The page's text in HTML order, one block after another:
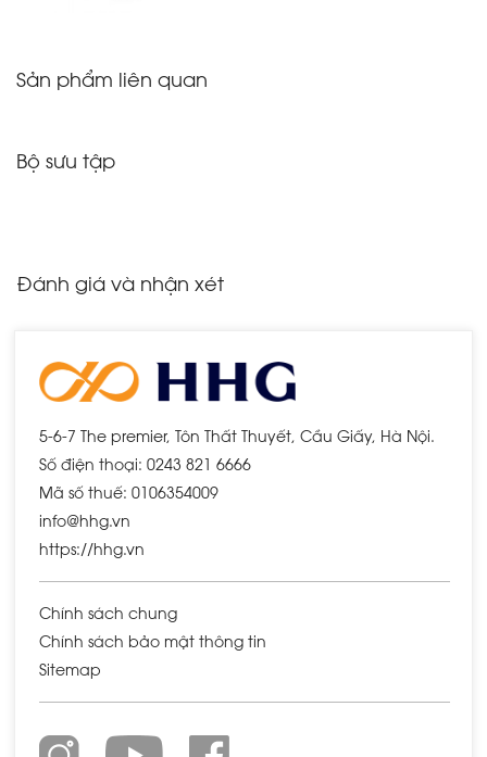
Sản phẩm liên quan
Bộ sưu tập
Đánh giá và nhận xét
5-6-7 The premier, Tôn Thất Thuyết, Cầu Giấy, Hà Nội.
Số điện thoại: 0243 821 6666
Mã số thuế: 0106354009
info@hhg.vn
https://hhg.vn
Chính sách chung
Chính sách bảo mật thông tin
Sitemap